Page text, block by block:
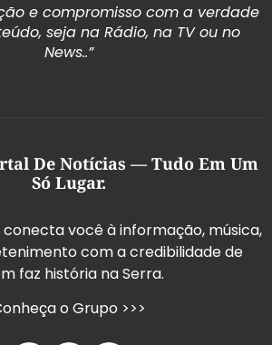
e compromisso com a verdade
seja na Rádio, na TV ou no
News..”
De Notícias — Tudo Em Um
Só Lugar.
conecta você à informação, música,
com a credibilidade de
faz história na Serra.
o Grupo >>>